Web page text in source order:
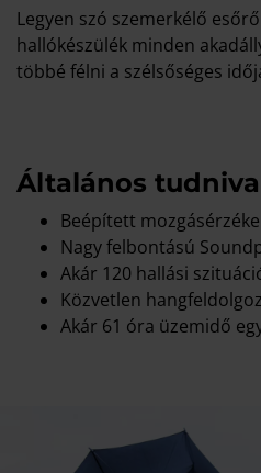
Legyen szó szemerkélő
hallókészülék minden
többé félni a szélsőséges
Általános
Beépített
Nagy felbontású
Akár 120 hallási
Közvetlen
Akár 61 óra üzemidő